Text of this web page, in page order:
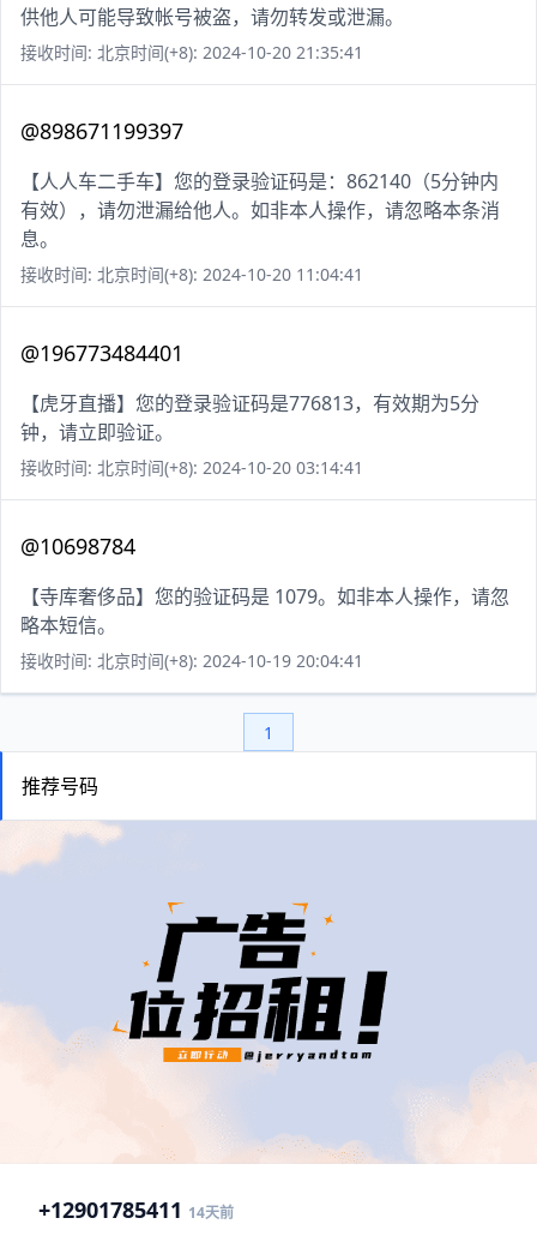
供他人可能导致帐号被盗，请勿转发或泄漏。
接收时间: 北京时间(+8): 2024-10-20 21:35:41
@898671199397
【人人车二手车】您的登录验证码是：862140（5分钟内
有效），请勿泄漏给他人。如非本人操作，请忽略本条消
息。
接收时间: 北京时间(+8): 2024-10-20 11:04:41
@196773484401
【虎牙直播】您的登录验证码是776813，有效期为5分
钟，请立即验证。
接收时间: 北京时间(+8): 2024-10-20 03:14:41
@10698784
【寺库奢侈品】您的验证码是 1079。如非本人操作，请忽
略本短信。
接收时间: 北京时间(+8): 2024-10-19 20:04:41
1
推荐号码
+12901785411 14天前